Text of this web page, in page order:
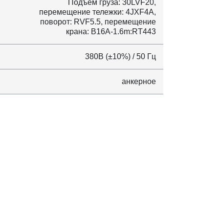
Подъем груза: 30LVF20,
перемещение тележки: 4JXF4A,
поворот: RVF5.5, перемещение
крана: B16A-1.6m:RT443
380В (±10%) / 50 Гц
анкерное